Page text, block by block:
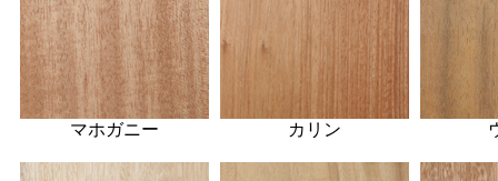
マホガニー カリン